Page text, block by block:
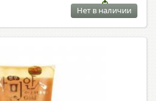
Нет в наличии